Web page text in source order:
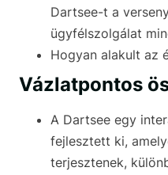
Dartsee-t a
ügyfélszolgálat
Hogyan alakult az
Vázlatpontos
A Dartsee egy
fejlesztett ki,
terjesztenek,